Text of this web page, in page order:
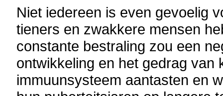
Niet iedereen is even gevoelig
tieners en zwakkere mensen
constante bestraling zou een
ontwikkeling en het gedrag van
immuunsysteem aantasten en